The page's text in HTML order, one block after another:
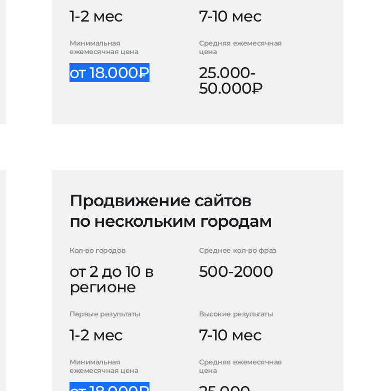
1-2 мес 7-10 мес
Минимальная
ежемесячная цена
от 18.000₽
Средняя ежемесячная
цена
25.000-
50.000₽
Продвижение сайтов
по нескольким городам
Кол-во городов
от 2 до 10 в
регионе
Среднее кол-во фраз
500-2000
Первые результаты
1-2 мес
Высокие результаты
7-10 мес
Минимальная
ежемесячная цена
Средняя ежемесячная
цена